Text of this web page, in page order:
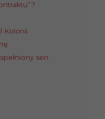
Kolonii
sen